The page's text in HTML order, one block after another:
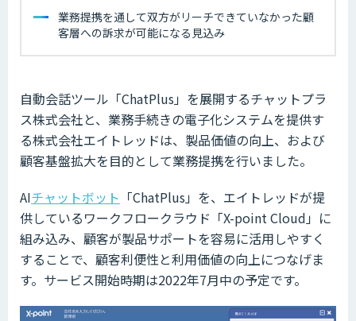
業務提携を通して双方がリーチできていなかった顧
客層への訴求が可能になる見込み
自動会話ツール「ChatPlus」を展開するチャットプラ
ス株式会社と、業務手続きの電子化システムを提供す
る株式会社エイトレッドは、製品価値の向上、および
顧客基盤拡大を目的として業務提携を行いました。
AIチャットボット 「ChatPlus」を、エイトレッドが提
供しているワークフロークラウド「X-point Cloud」に
組み込み、顧客が製品サポートを容易に活用しやすく
することで、顧客利便性と利用価値の向上につなげま
す。サービス開始時期は2022年7月中の予定です。